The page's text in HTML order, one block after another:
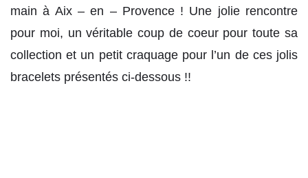
main à Aix – en – Provence ! Une jolie rencontre
pour moi, un véritable coup de coeur pour toute sa
collection et un petit craquage pour l’un de ces jolis
bracelets présentés ci-dessous !!